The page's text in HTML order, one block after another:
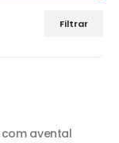
Filtrar
com avental